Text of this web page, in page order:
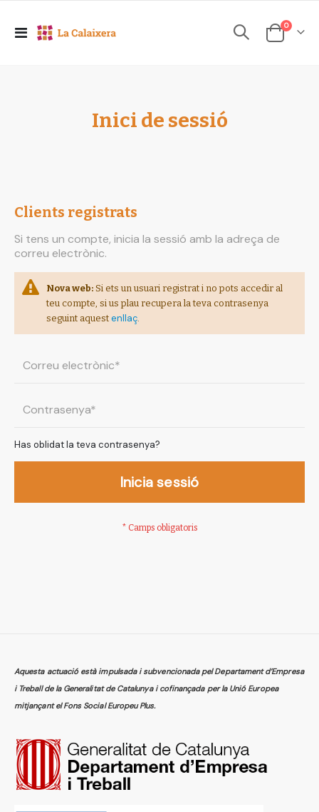
Toggle
Cesta
0elements
Inici de sessió
Clients registrats
Si tens un compte, inicia la sessió amb la adreça de
correu electrònic.
Nova web: Si ets un usuari registrat i no pots accedir al
teu compte, si us plau recupera la teva contrasenya
seguint aquest enllaç.
Has oblidat la teva contrasenya?
Inicia sessió
Aquesta actuació està impulsada i subvencionada pel Departament d’Empresa
i Treball de la Generalitat de Catalunya i cofinançada per la Unió Europea
mitjançant el Fons Social Europeu Plus.